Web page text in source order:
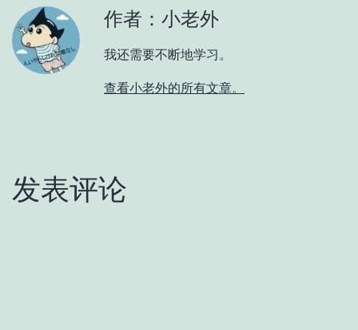
作者：小老外
我还需要不断地学习。
查看小老外的所有文章。
发表评论